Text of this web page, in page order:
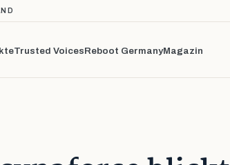
Trusted VoicesReboot GermanyMagazin